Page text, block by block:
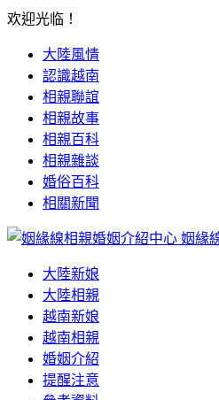
欢迎光临！
大陸風情
認識越南
相親聯誼
相親故事
相親百科
相親雜談
婚俗百科
相關新聞
姻緣
大陸新娘
大陸相親
越南新娘
越南相親
婚姻介紹
提醒注意